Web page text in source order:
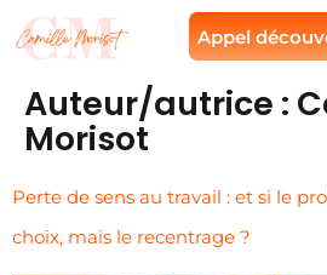
Appel
Auteur/autrice :
Morisot
Perte de sens au travail : et si le
choix, mais le recentrage ?